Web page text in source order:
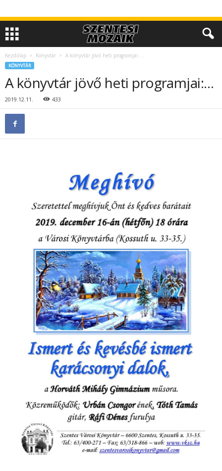
Kezdőlap Könyvtár A könyvtár jövő heti programjai:…
KÖNYVTÁR
A könyvtár jövő heti programjai:…
2019.12.11. 433